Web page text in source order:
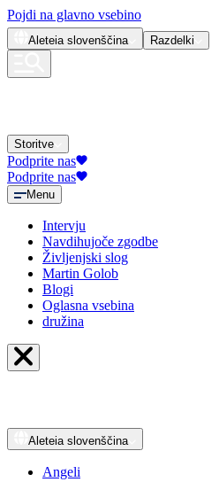
Pojdi na glavno vsebino
Aleteia slovenščina Razdelki
Storitve
Podprite nas
Podprite nas
Menu
Intervju
Navdihujoče zgodbe
Življenjski slog
Martin Golob
Blogi
Oglasna vsebina
družina
Aleteia slovenščina
Angeli